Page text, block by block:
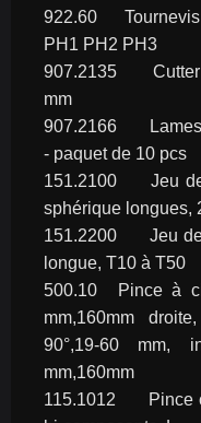
922.60	Tournevis ULTIMATE® PHILLIPS®,
PH1 PH2 PH3
907.2135	Cutter à système de blocage, 18
mm
907.2166	Lames de rechange pour 907.2141
- paquet de 10 pcs
151.2100	Jeu de 8 clés mâles 6 pans à tête
sphérique longues,
151.2200	Jeu de 8 clés mâles TORX® percé
longue, T10 à T50
500.10	Pince à circlips extérieur droite,19-60
mm,160mm droite, 160mm
90°,19-60 mm,
mm,160mm
115.1012	Pince coupante de côté à poignées